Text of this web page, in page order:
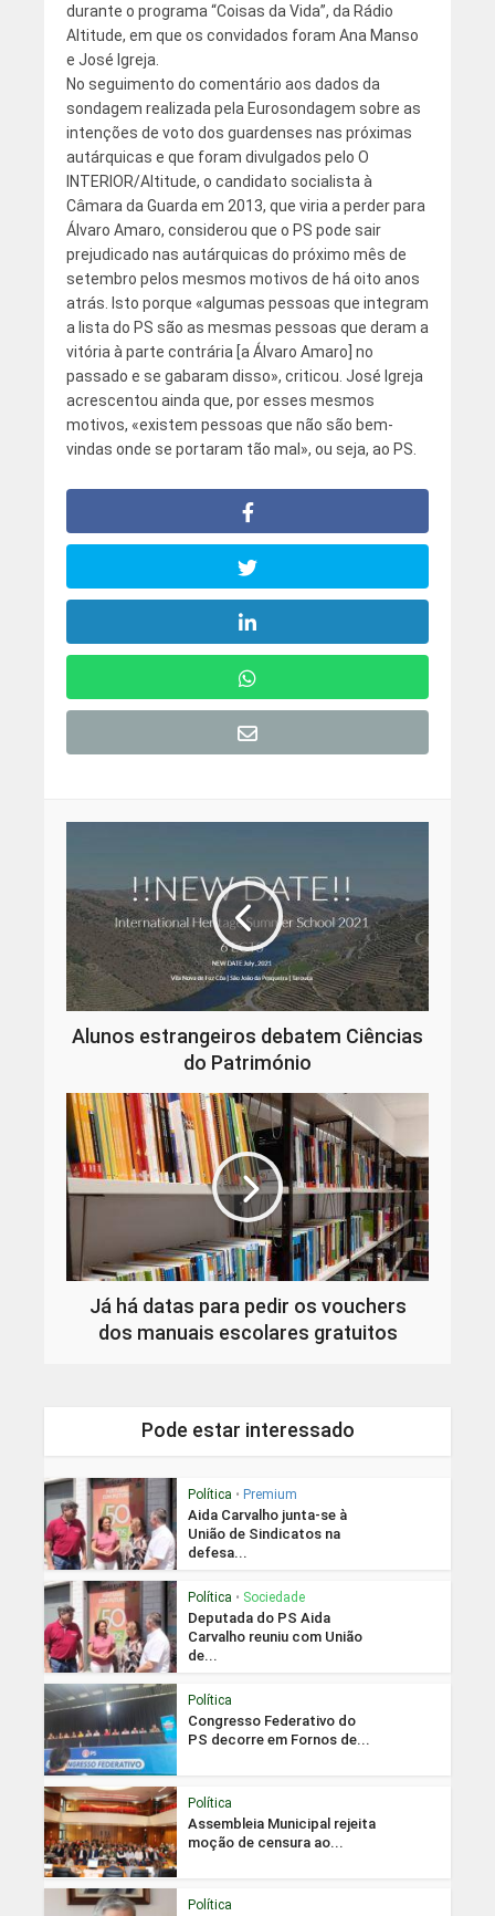
durante o programa “Coisas da Vida”, da Rádio
Altitude, em que os convidados foram Ana Manso
e José Igreja.
No seguimento do comentário aos dados da
sondagem realizada pela Eurosondagem sobre as
intenções de voto dos guardenses nas próximas
autárquicas e que foram divulgados pelo O
INTERIOR/Altitude, o candidato socialista à
Câmara da Guarda em 2013, que viria a perder para
Álvaro Amaro, considerou que o PS pode sair
prejudicado nas autárquicas do próximo mês de
setembro pelos mesmos motivos de há oito anos
atrás. Isto porque «algumas pessoas que integram
a lista do PS são as mesmas pessoas que deram a
vitória à parte contrária [a Álvaro Amaro] no
passado e se gabaram disso», criticou. José Igreja
acrescentou ainda que, por esses mesmos
motivos, «existem pessoas que não são bem-
vindas onde se portaram tão mal», ou seja, ao PS.
Alunos estrangeiros debatem Ciências
do Património
Já há datas para pedir os vouchers
dos manuais escolares gratuitos
Pode estar interessado
Política • Premium
Aida Carvalho junta-se à
União de Sindicatos na
defesa...
Política • Sociedade
Deputada do PS Aida
Carvalho reuniu com União
de...
Política
Congresso Federativo do
PS decorre em Fornos de...
Política
Assembleia Municipal rejeita
moção de censura ao...
Política